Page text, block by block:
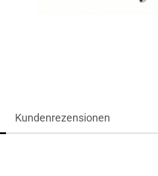
Kundenrezensionen